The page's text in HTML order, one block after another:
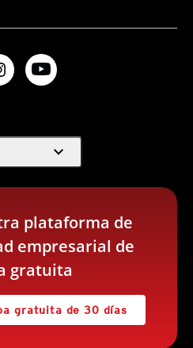
expand_more
plataforma de
empresarial de
gratuita
gratuita de 30 días